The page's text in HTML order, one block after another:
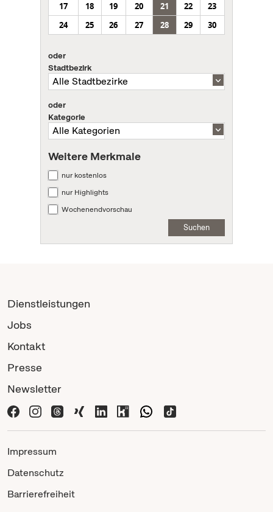
17
18 19 20 21 22
23
24
25 26 27 28 29 30
oder
Stadtbezirk
oder
Kategorie
Weitere Merkmale
nur kostenlos
nur Highlights
Wochenendvorschau
Suchen
Dienstleistungen
Jobs
Kontakt
Presse
Newsletter
Impressum
Datenschutz
Barrierefreiheit